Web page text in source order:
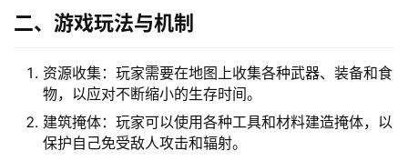
二、游戏玩法与机制
资源收集：玩家需要在地图上收集各种武器、装备和食
物，以应对不断缩小的生存时间。
建筑掩体：玩家可以使用各种工具和材料建造掩体，以
保护自己免受敌人攻击和辐射。